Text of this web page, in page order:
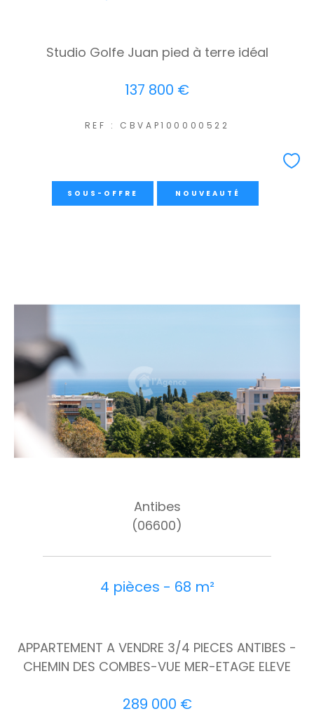
Studio Golfe Juan pied à terre idéal
137 800 €
REF : CBVAP100000522
SOUS-OFFRE NOUVEAUTÉ
Antibes
(06600)
4 pièces - 68 m²
APPARTEMENT A VENDRE 3/4 PIECES ANTIBES -
CHEMIN DES COMBES-VUE MER-ETAGE ELEVE
289 000 €